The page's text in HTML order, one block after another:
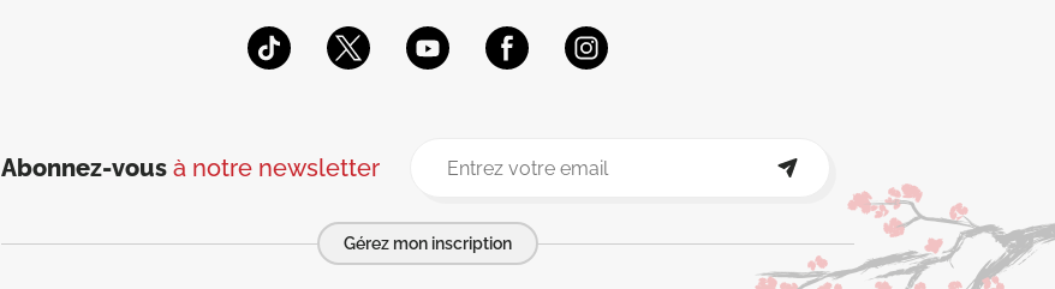
Abonnez-vous à notre newsletter
Gérez mon inscription